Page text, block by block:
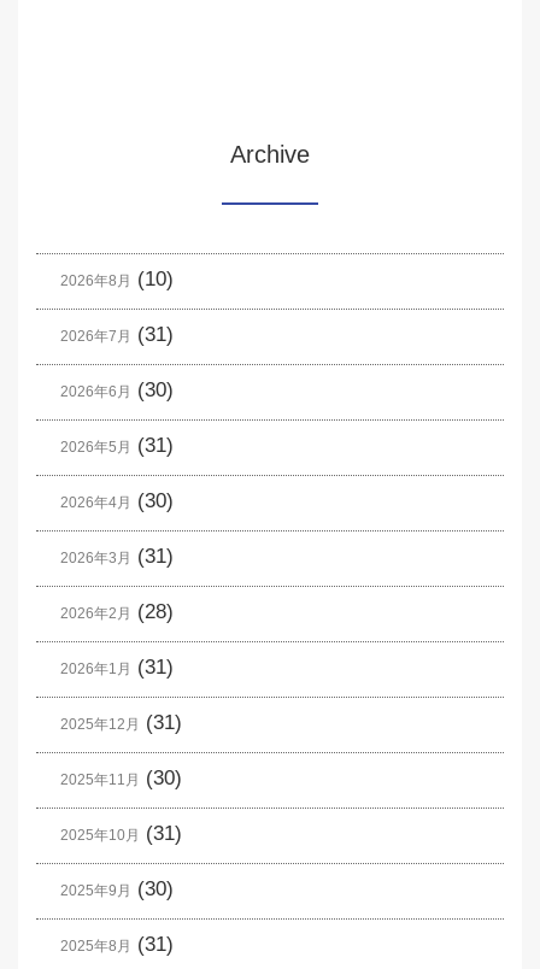
Archive
2026年8月 (10)
2026年7月 (31)
2026年6月 (30)
2026年5月 (31)
2026年4月 (30)
2026年3月 (31)
2026年2月 (28)
2026年1月 (31)
2025年12月 (31)
2025年11月 (30)
2025年10月 (31)
2025年9月 (30)
2025年8月 (31)